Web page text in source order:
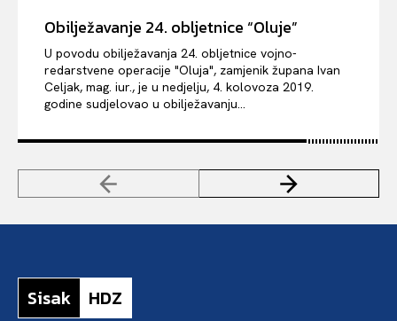
Obilježavanje 24. obljetnice “Oluje”
U povodu obilježavanja 24. obljetnice vojno-
redarstvene operacije "Oluja", zamjenik župana Ivan
Celjak, mag. iur., je u nedjelju, 4. kolovoza 2019.
godine sudjelovao u obilježavanju...
Sisak HDZ